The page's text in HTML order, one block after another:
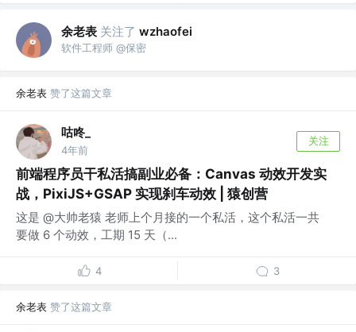
余老表 关注了 wzhaofei
软件工程师 @保密
余老表 赞了这篇文章
咕咚_
4年前
关注
前端程序员干私活搞副业必备：Canvas 动效开发实
战，PixiJS+GSAP 实现刹车动效 | 猿创营
这是 @大帅老猿 老师上个月接的一个私活，这个私活一共
要做 6 个动效，工期 15 天（...
4 3
余老表 赞了这篇文章